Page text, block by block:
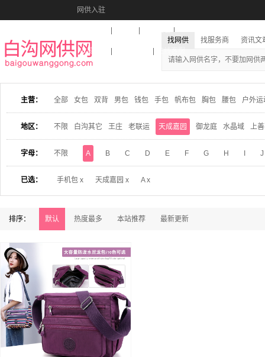
网供入驻
收藏本站
找网供 找服务商 资讯文
主营： 全部 女包 双背 男包 钱包 手包 帆布包 胸包 腰包 户外运
地区： 不限 白沟其它 王庄 老联运 天成嘉园 御龙庭 水晶域 上
字母： 不限 A B C D E F G H J
已选： 手机包 x 天成嘉园 x A x
排序： 默认 热度最多 本站推荐 最新更新